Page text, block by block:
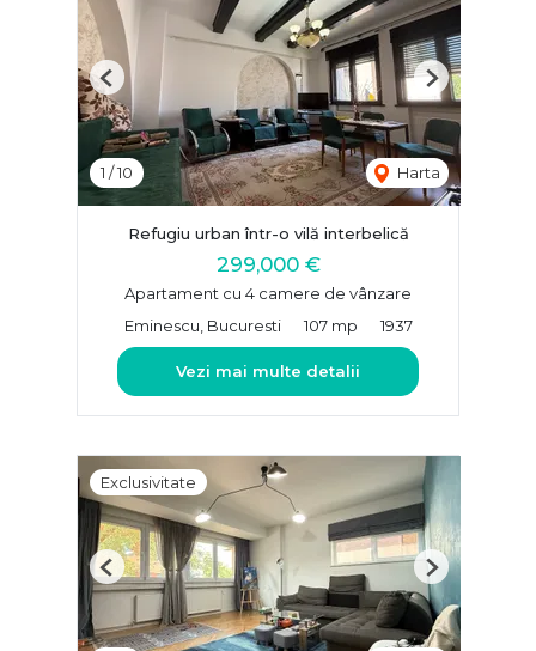
1 /10 Harta
Previous Next
Refugiu urban într-o vilă interbelică
299,000 €
Apartament cu 4 camere de vânzare
Eminescu, Bucuresti
107 mp 1937
Vezi mai multe detalii
Exclusivitate
Previous Next